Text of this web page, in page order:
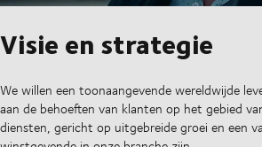
Visie en strategie
We willen een toonaangevende wereldwijde
aan de behoeften van klanten op het gebied
diensten, gericht op uitgebreide groei en een